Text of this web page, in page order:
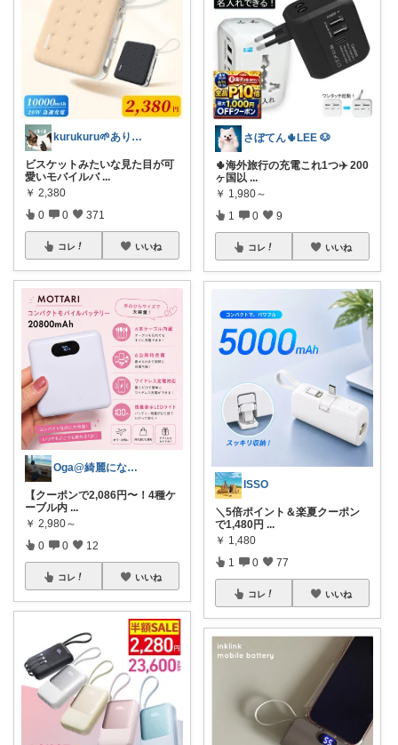
kurukuru🌱ありがとうございます
ビスケットみたいな見た目が可
愛いモバイルバ ...
￥ 2,380
0 0 371
コレ いいね
Oga@綺麗になりたいアラサー美容オタク
【クーポンで2,086円〜！4種ケ
ーブル内 ...
￥ 2,980～
0 0 12
コレ いいね
さぼてん🌵LEE 🐶
🌵海外旅行の充電これ1つ✈️ 200
ヶ国以 ...
￥ 1,980～
1 0 9
コレ いいね
ISSO
＼5倍ポイント＆楽夏クーポン
で1,480円 ...
￥ 1,480
1 0 77
コレ いいね